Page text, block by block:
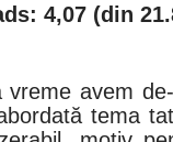
4,07 (din
vreme avem
tema